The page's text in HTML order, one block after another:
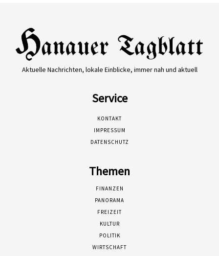
Aktuelle Nachrichten, lokale Einblicke, immer nah und aktuell
Service
KONTAKT
IMPRESSUM
DATENSCHUTZ
Themen
FINANZEN
PANORAMA
FREIZEIT
KULTUR
POLITIK
WIRTSCHAFT